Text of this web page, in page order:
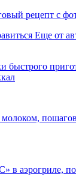
рецепт с
Еще от
быстрого
в аэрогриле,